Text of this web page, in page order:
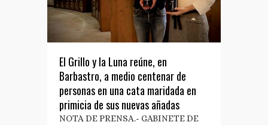
El Grillo y la Luna reúne, en
Barbastro, a medio centenar de
personas en una cata maridada en
primicia de sus nuevas añadas
NOTA DE PRENSA.- GABINETE DE